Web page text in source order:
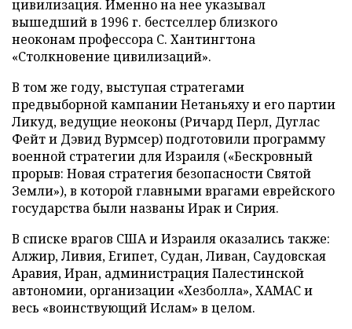
цивилизация. Именно на нее указывал
вышедший в 1996 г. бестселлер близкого
неоконам профессора С. Хантингтона
«Столкновение цивилизаций».
В том же году, выступая стратегами
предвыборной кампании Нетаньяху и его партии
Ликуд, ведущие неоконы (Ричард Перл, Дуглас
Фейт и Дэвид Вурмсер) подготовили программу
военной стратегии для Израиля («Бескровный
прорыв: Новая стратегия безопасности Святой
Земли»), в которой главными врагами еврейского
государства были названы Ирак и Сирия.
В списке врагов США и Израиля оказались также:
Алжир, Ливия, Египет, Судан, Ливан, Саудовская
Аравия, Иран, администрация Палестинской
автономии, организации «Хезболла», ХАМАС и
весь «воинствующий Ислам» в целом.